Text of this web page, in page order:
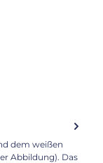
dem weißen
Abbildung). Das